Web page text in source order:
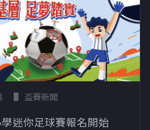
盃賽新聞
迷你足球賽報名開始